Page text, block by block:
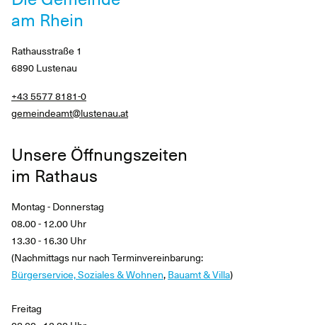
am Rhein
Rathausstraße 1
6890 Lustenau
+43 5577 8181-0
gemeindeamt@lustenau.at
Unsere Öffnungszeiten
im Rathaus
Montag - Donnerstag
08.00 - 12.00 Uhr
13.30 - 16.30 Uhr
(Nachmittags nur nach Terminvereinbarung:
Bürgerservice, Soziales & Wohnen, Bauamt & Villa)
Freitag